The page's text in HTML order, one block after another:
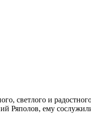
светлого и
Ряполов, ему